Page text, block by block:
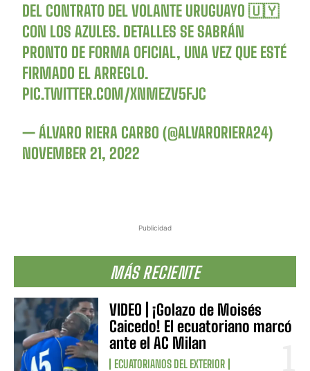
Publicidad
MÁS RECIENTE
VIDEO | ¡Golazo de Moisés
Caicedo! El ecuatoriano marcó
ante el AC Milan
ECUATORIANOS DEL EXTERIOR
DEL CONTRATO DEL VOLANTE URUGUAYO 🇺🇾
CON LOS AZULES. DETALLES SE SABRÁN
PRONTO DE FORMA OFICIAL, UNA VEZ QUE ESTÉ
FIRMADO EL ARREGLO.
PIC.TWITTER.COM/XNMEZV5FJC
— ÁLVARO RIERA CARBO (@ALVARORIERA24)
NOVEMBER 21, 2022